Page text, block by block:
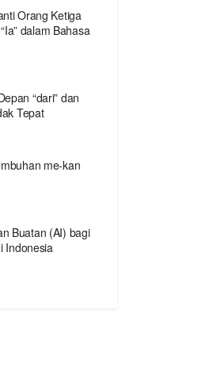
Orang Ketiga
dalam Bahasa
“dari” dan
Tepat
me-kan
Buatan (AI) bagi
Indonesia